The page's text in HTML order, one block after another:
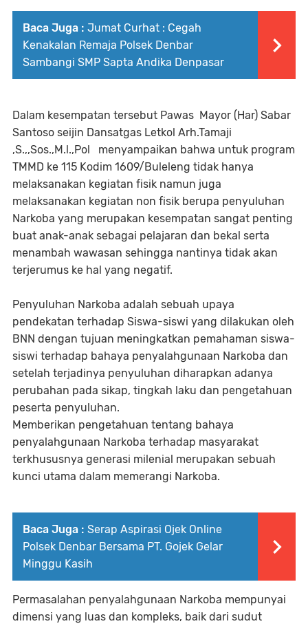
Baca Juga : Jumat Curhat : Cegah
Kenakalan Remaja Polsek Denbar
Sambangi SMP Sapta Andika Denpasar
Dalam kesempatan tersebut Pawas Mayor (Har) Sabar
Santoso seijin Dansatgas Letkol Arh.Tamaji
,S.,,Sos.,M.l.,Pol menyampaikan bahwa untuk program
TMMD ke 115 Kodim 1609/Buleleng tidak hanya
melaksanakan kegiatan fisik namun juga
melaksanakan kegiatan non fisik berupa penyuluhan
Narkoba yang merupakan kesempatan sangat penting
buat anak-anak sebagai pelajaran dan bekal serta
menambah wawasan sehingga nantinya tidak akan
terjerumus ke hal yang negatif.
Penyuluhan Narkoba adalah sebuah upaya
pendekatan terhadap Siswa-siswi yang dilakukan oleh
BNN dengan tujuan meningkatkan pemahaman siswa-
siswi terhadap bahaya penyalahgunaan Narkoba dan
setelah terjadinya penyuluhan diharapkan adanya
perubahan pada sikap, tingkah laku dan pengetahuan
peserta penyuluhan.
Memberikan pengetahuan tentang bahaya
penyalahgunaan Narkoba terhadap masyarakat
terkhususnya generasi milenial merupakan sebuah
kunci utama dalam memerangi Narkoba.
Baca Juga : Serap Aspirasi Ojek Online
Polsek Denbar Bersama PT. Gojek Gelar
Minggu Kasih
Permasalahan penyalahgunaan Narkoba mempunyai
dimensi yang luas dan kompleks, baik dari sudut